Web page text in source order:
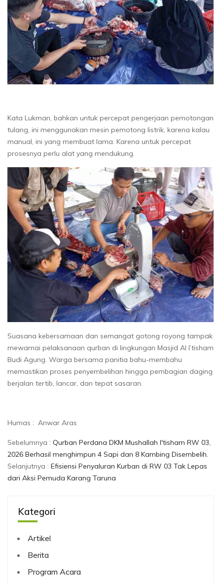
Kata Lukman, bahkan untuk percepat pengerjaan pemotongan
tulang, ini menggunakan mesin pemotong listrik, karena kalau
manual, ini yang membuat lama. Karena untuk percepat
prosesnya perlu alat yang mendukung.
Suasana kebersamaan dan semangat gotong royong tampak
mewarnai pelaksanaan qurban di lingkungan Masjid Al I’tisham
Budi Agung. Warga bersama panitia bahu-membahu
memastikan proses penyembelihan hingga pembagian daging
berjalan tertib, lancar, dan tepat sasaran.
Humas : Anwar Aras
Sebelumnya : Qurban Perdana DKM Mushallah I'tisham RW 03,
2026 Berhasil menghimpun 4 Sapi dan 8 Kambing Disembelih.
Selanjutnya : Efisiensi Penyaluran Kurban di RW 03 Tak Lepas
dari Aksi Pemuda Karang Taruna
Kategori
Artikel
Berita
Program Acara